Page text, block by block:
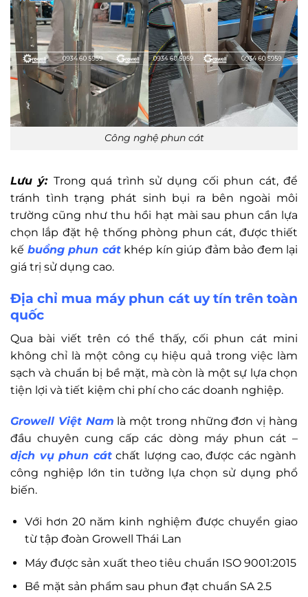
Công nghệ phun cát
Lưu ý: Trong quá trình sử dụng cối phun cát, để
tránh tình trạng phát sinh bụi ra bên ngoài môi
trường cũng như thu hồi hạt mài sau phun cần lựa
chọn lắp đặt hệ thống phòng phun cát, được thiết
kế buồng phun cátkhép kín giúp đảm bảo đem lại
giá trị sử dụng cao.
Địa chỉ mua máy phun cát uy tín trên toàn
quốc
Qua bài viết trên có thể thấy, cối phun cát mini
không chỉ là một công cụ hiệu quả trong việc làm
sạch và chuẩn bị bề mặt, mà còn là một sự lựa chọn
tiện lợi và tiết kiệm chi phí cho các doanh nghiệp.
Growell Việt Nam là một trong những đơn vị hàng
đầu chuyên cung cấp các dòng máy phun cát –
dịch vụ phun cátchất lượng cao, được các ngành
công nghiệp lớn tin tưởng lựa chọn sử dụng phổ
biến.
Với hơn 20 năm kinh nghiệm được chuyển giao
từ tập đoàn Growell Thái Lan
Máy được sản xuất theo tiêu chuẩn ISO 9001:2015
Bề mặt sản phẩm sau phun đạt chuẩn SA 2.5